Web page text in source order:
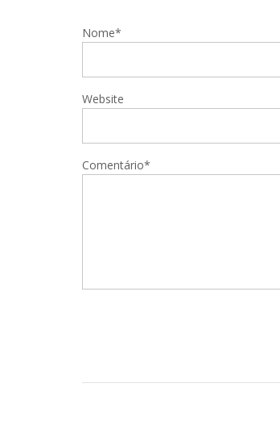
Nome*
Website
Comentário*